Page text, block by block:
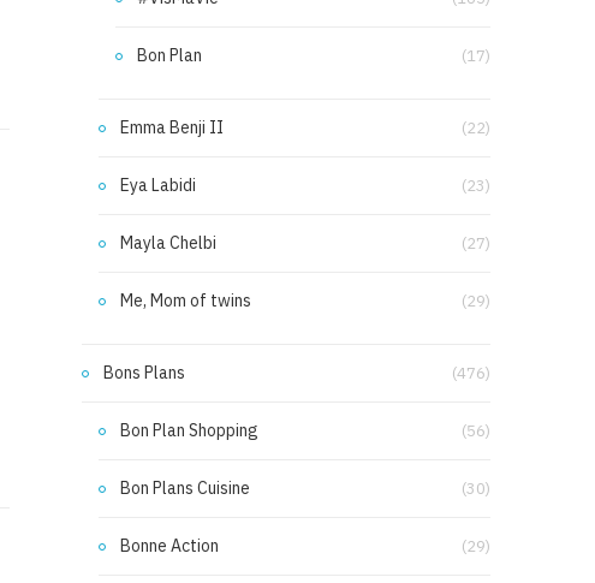
Bon Plan (17)
Emma Benji II (22)
Eya Labidi (23)
Mayla Chelbi (27)
Me, Mom of twins (29)
Bons Plans (476)
Bon Plan Shopping (56)
Bon Plans Cuisine (30)
Bonne Action (29)